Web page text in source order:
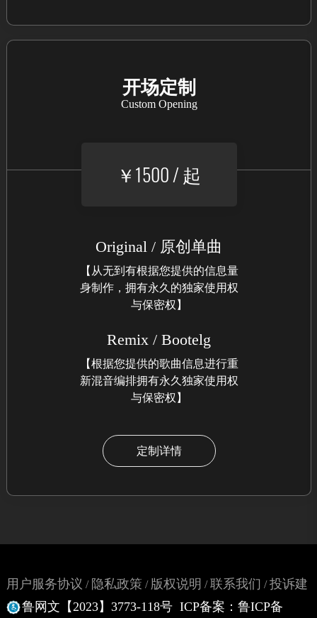
开场定制
Custom Opening
￥1500 / 起
Original / 原创单曲
【从无到有根据您提供的信息量
身制作，拥有永久的独家使用权
与保密权】
Remix / Bootelg
【根据您提供的歌曲信息进行重
新混音编排拥有永久独家使用权
与保密权】
定制详情
用户服务协议 / 隐私政策 / 版权说明 / 联系我们 / 投诉建
议 / 网站地图
鲁网文【2023】3773-118号 ICP备案：鲁ICP备